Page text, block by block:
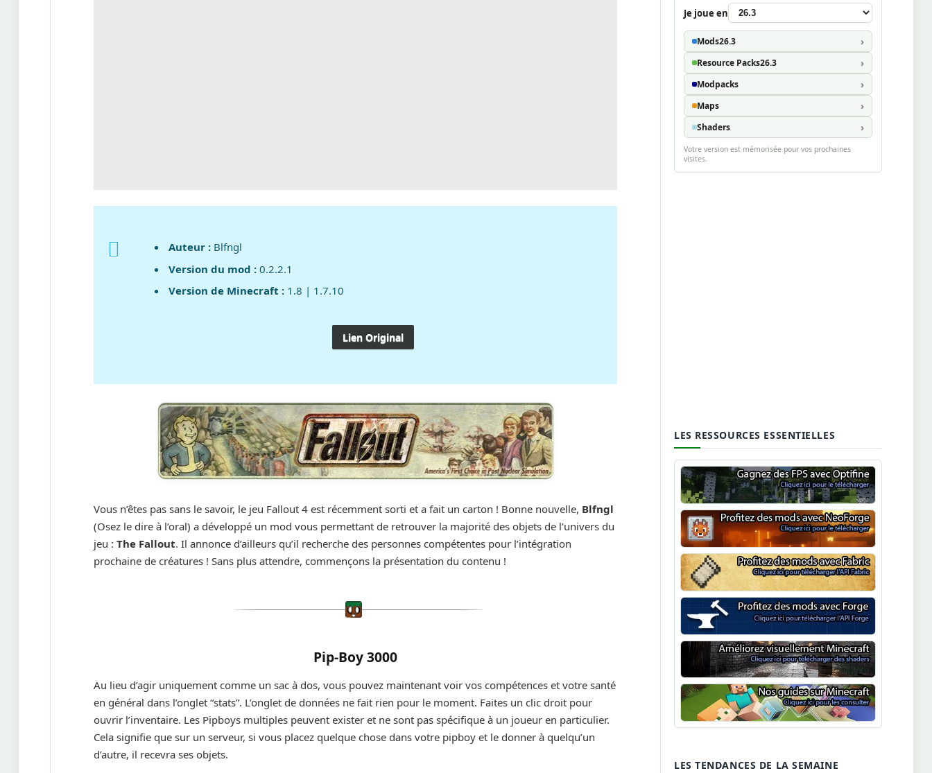
Auteur : Blfngl
Version du mod :0.2.2.1
Version de Minecraft : 1.8 | 1.7.10
Lien Original
Vous n’êtes pas sans le savoir, le jeu Fallout 4 est récemment sorti et a fait un carton ! Bonne nouvelle, Blfngl
(Osez le dire à l’oral) a développé un mod vous permettant de retrouver la majorité des objets de l’univers du
jeu :The Fallout. Il annonce d’ailleurs qu’il recherche des personnes compétentes pour l’intégration
prochaine de créatures ! Sans plus attendre, commençons la présentation du contenu !
Pip-Boy 3000
Au lieu d’agir uniquement comme un sac à dos, vous pouvez maintenant voir vos compétences et votre santé
en général dans l’onglet “stats”. L’onglet de données ne fait rien pour le moment. Faites un clic droit pour
ouvrir l’inventaire. Les Pipboys multiples peuvent exister et ne sont pas spécifique à un joueur en particulier.
Cela signifie que sur un serveur, si vous placez quelque chose dans votre pipboy et le donner à quelqu’un
d’autre, il recevra ses objets.
Je joue en
Mods26.3
Resource Packs26.3
Modpacks
Maps
Shaders
Votre version est mémorisée pour vos prochaines
visites.
LES RESSOURCES ESSENTIELLES
Optifine
NeoForge
Minecraft Fabric
Minecraft Forge
Shaders Minecraft
Guide Minecraft
LES TENDANCES DE LA SEMAINE